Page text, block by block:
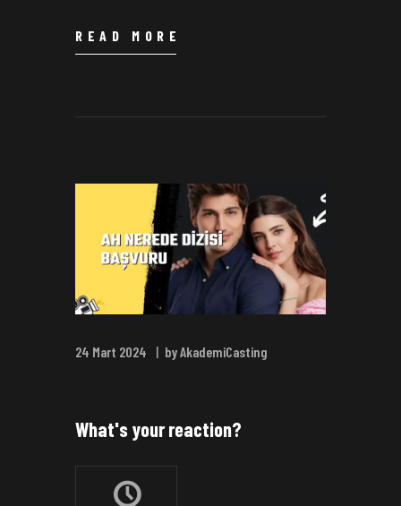
READ MORE
24 Mart 2024 by AkademiCasting
What's your reaction?